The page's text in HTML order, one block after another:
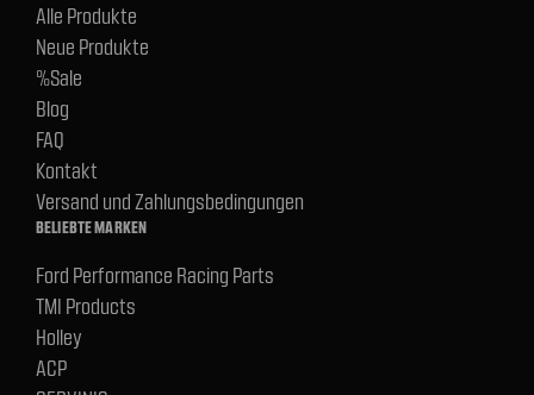
Alle Produkte
Neue Produkte
%Sale
Blog
FAQ
Kontakt
Versand und Zahlungsbedingungen
BELIEBTE MARKEN
Ford Performance Racing Parts
TMI Products
Holley
ACP